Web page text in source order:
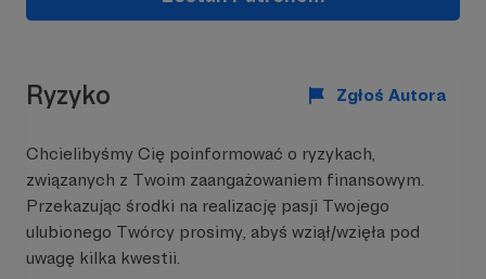
Klub DEI Champions -inicjatywa skupia liderów i
różnorodność, równość i włączenie. Członkami i
członkiniami Klubu są prezesi i prezeski zarządów
Celem Klubu jest edukacja, podnoszenie poziomu
świadomości oraz wymiana dobrych praktyk w
obszarze DEI oraz tworzenie i rozwój narzędzi,
przynoszących realne rezultaty i możliwych do
wdrożenia w innych firmach zainteresowanych
Ryzyko Zgłoś Autora
Chcielibyśmy Cię poinformować o ryzykach,
związanych z Twoim zaangażowaniem finansowym.
Przekazując środki na realizację pasji Twojego
ulubionego Twórcy prosimy, abyś wziął/wzięła pod
uwagę kilka kwestii.